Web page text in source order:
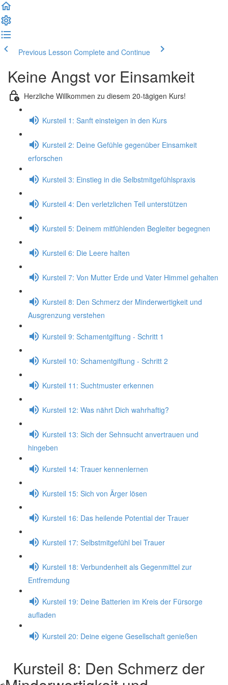
Previous Lesson Complete and Continue
Keine Angst vor Einsamkeit
Herzliche Willkommen zu diesem 20-tägigen Kurs!
Kursteil 1: Sanft einsteigen in den Kurs
Kursteil 2: Deine Gefühle gegenüber Einsamkeit
erforschen
Kursteil 3: Einstieg in die Selbstmitgefühlspraxis
Kursteil 4: Den verletzlichen Teil unterstützen
Kursteil 5: Deinem mitfühlenden Begleiter begegnen
Kursteil 6: Die Leere halten
Kursteil 7: Von Mutter Erde und Vater Himmel gehalten
Kursteil 8: Den Schmerz der Minderwertigkeit und
Ausgrenzung verstehen
Kursteil 9: Schamentgiftung - Schritt 1
Kursteil 10: Schamentgiftung - Schritt 2
Kursteil 11: Suchtmuster erkennen
Kursteil 12: Was nährt Dich wahrhaftig?
Kursteil 13: Sich der Sehnsucht anvertrauen und
hingeben
Kursteil 14: Trauer kennenlernen
Kursteil 15: Sich von Ärger lösen
Kursteil 16: Das heilende Potential der Trauer
Kursteil 17: Selbstmitgefühl bei Trauer
Kursteil 18: Verbundenheit als Gegenmittel zur
Entfremdung
Kursteil 19: Deine Batterien im Kreis der Fürsorge
aufladen
Kursteil 20: Deine eigene Gesellschaft genießen
Kursteil 8: Den Schmerz der